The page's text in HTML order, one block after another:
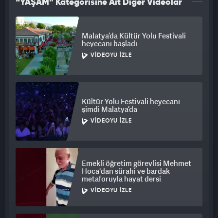
Videoda hayranlarıyla etkileşimine de yer veren Erener,
'Everyway That I Can'ı yaz boyunca farklı şehirlerde,
hayranların gönderdiği videolarla birlikte seslendirme
planlarından bahsetti ve konserlerinde bu şarkıya özel bir
coşku yaratmak istediğini dile getirdi.
2003 zaferinin ardından Erener'in bu açıklaması, sosyal
medyada ve basında geniş yankı uyandırdı.
“YAŞAM” Kategorisine Ait Diğer Videolar
Malatya’da Kültür Yolu Festivali
heyecanı başladı
VIDEOYU İZLE
Kültür Yolu Festivali heyecanı
şimdi Malatya’da
VIDEOYU İZLE
Emekli öğretim görevlisi Mehmet
Hoca'dan sürahi ve bardak
metaforuyla hayat dersi
VIDEOYU İZLE